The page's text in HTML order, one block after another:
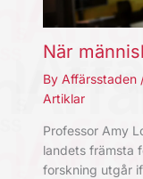
När
By Affärsstaden
Artiklar
Professor Amy
landets främsta
forskning utgår